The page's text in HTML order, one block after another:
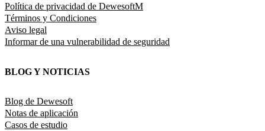
Política de privacidad de DewesoftM
Términos y Condiciones
Aviso legal
Informar de una vulnerabilidad de seguridad
BLOG Y NOTICIAS
Blog de Dewesoft
Notas de aplicación
Casos de estudio